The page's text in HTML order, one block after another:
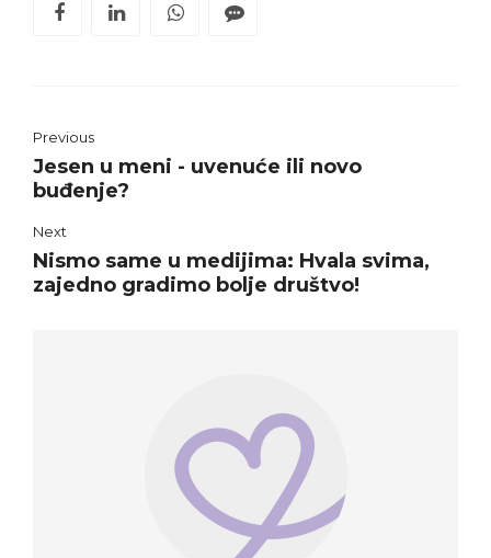
Previous
Jesen u meni - uvenuće ili novo
buđenje?
Next
Nismo same u medijima: Hvala svima,
zajedno gradimo bolje društvo!